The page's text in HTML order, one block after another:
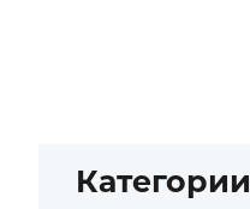
Категории